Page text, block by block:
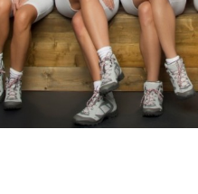
riciclone:
319mila
di carta e